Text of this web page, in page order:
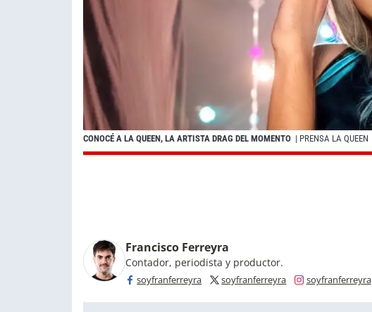
CONOCÉ A LA QUEEN, LA ARTISTA DRAG DEL MOMENTO | PRENSA LA QUEEN
Francisco Ferreyra
Contador, periodista y productor.
soyfranferreyra soyfranferreyra soyfranferreyra